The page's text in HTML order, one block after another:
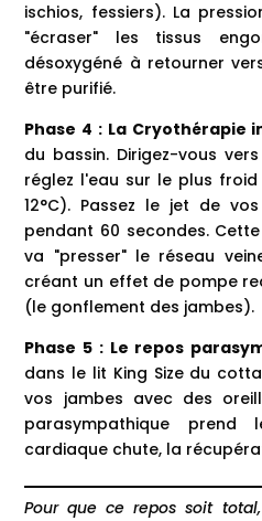
ischios, fessiers). La
"écraser" les tissus
désoxygéné à retourner
être purifié.
Phase 4 : La Cryothérapie
du bassin. Dirigez-vous
réglez l'eau sur le plus
12°C). Passez le jet de
pendant 60 secondes.
va "presser" le réseau
créant un effet de pompe
(le gonflement des jambes).
Phase 5 : Le repos
dans le lit King Size du
vos jambes avec des
parasympathique
cardiaque chute, la
Pour que ce repos soit